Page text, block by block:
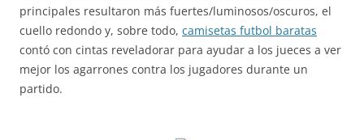
principales resultaron más fuertes/luminosos/oscuros, el
cuello redondo y, sobre todo, camisetas futbol baratas
contó con cintas reveladorar para ayudar a los jueces a ver
mejor los agarrones contra los jugadores durante un
partido.